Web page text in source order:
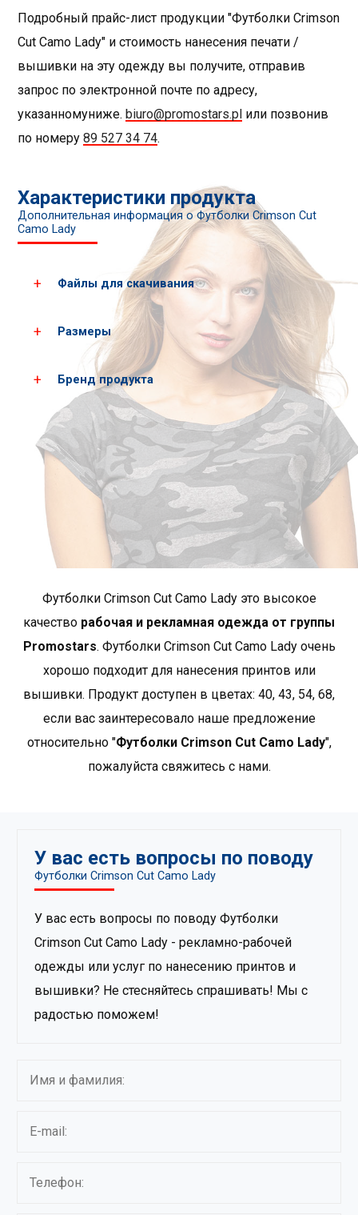
Подробный прайс-лист продукции "Футболки Crimson
Cut Camo Lady" и стоимость нанесения печати /
вышивки на эту одежду вы получите, отправив
запрос по электронной почте по адресу,
указанномуниже.biuro@promostars.pl или позвонив
по номеру89 527 34 74.
Характеристики продукта
Дополнительная информация о Футболки Crimson Cut
Camo Lady
Файлы для скачивания
Загрузить все фотографии продукта
Скачать PDF-карты
Размеры
Женские
размеры*
S
158 164
грудь 84
*приблизительные размеры +/- 2 cm
Бренд продукта
Crimson Cut - это продукты, отличающиеся
исключительным качеством исполнения и модным
нестандартные фасоны, характеризующиеся высоким
стандартом используемых материалов и отделки.
Многие продукты в этой группе выполнены из
органического хлопка. Кримсон Кат — лучший выбор
одежды премиум-продукты..
продуктов от Crimson Cut.
Футболки Crimson Cut Camo Lady это высокое
качество рабочая и рекламная одежда от группы
Promostars. Футболки Crimson Cut Camo Lady oчень
хорошо подходит для нанесения принтов или
вышивки. Продукт доступен в цветах: 40, 43, 54, 68,
если вас заинтересовало наше предложение
относительно "Футболки Crimson Cut Camo Lady",
пожалуйста свяжитесь с нами.
У вас есть вопросы по поводу
Футболки Crimson Cut Camo Lady
У вас есть вопросы по поводу Футболки
Crimson Cut Camo Lady - рекламно-рабочей
одежды или услуг по нанесению принтов и
вышивки? Не стесняйтесь спрашивать! Мы с
радостью поможем!